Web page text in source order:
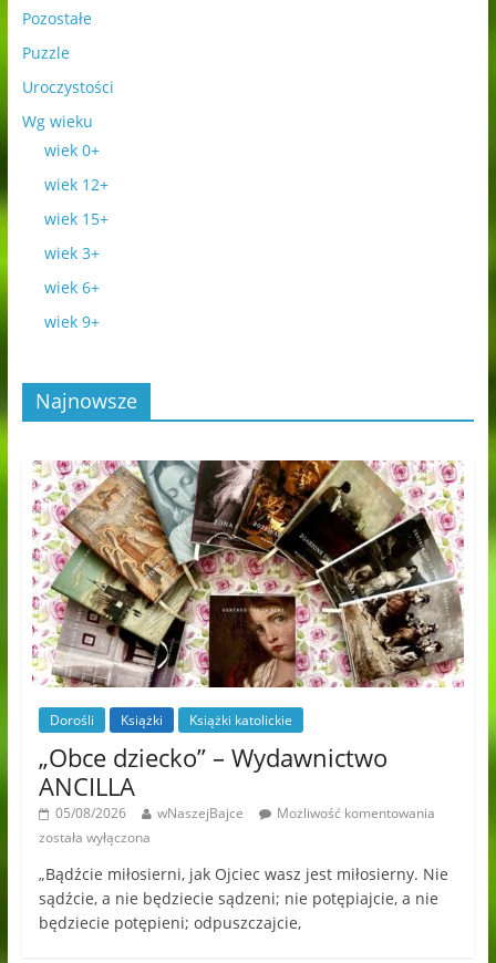
Pozostałe
Puzzle
Uroczystości
Wg wieku
wiek 0+
wiek 12+
wiek 15+
wiek 3+
wiek 6+
wiek 9+
Najnowsze
Dorośli Książki Książki katolickie
„Obce dziecko” – Wydawnictwo
ANCILLA
05/08/2026 wNaszejBajce
Możliwość komentowania
została wyłączona
„Bądźcie miłosierni, jak Ojciec wasz jest miłosierny. Nie
sądźcie, a nie będziecie sądzeni; nie potępiajcie, a nie
będziecie potępieni; odpuszczajcie,